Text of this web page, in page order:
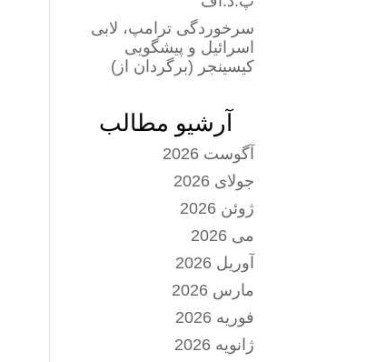
سرخوردگی ترامپ، لابی
اسرائیل و پیشگویی
کیسینجر (برگردان از)
آرشیو مطالب
آگوست 2026
جولای 2026
ژوئن 2026
می 2026
آوریل 2026
مارس 2026
فوریه 2026
ژانویه 2026